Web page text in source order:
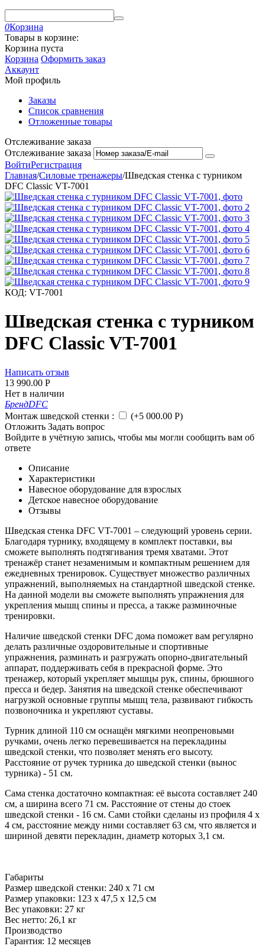
0Корзина
Товары в корзине:
Корзина пуста
Корзина Оформить заказ
Аккаунт
Мой профиль
Заказы
Список сравнения
Отложенные товары
Отслеживание заказа
Отслеживание заказа
ВойтиРегистрация
Главная/Силовые тренажеры/Шведская стенка с турником
DFC Classic VT-7001
КОД: VT-7001
Шведская стенка с турником
DFC Classic VT-7001
Написать отзыв
13 990.00 Р
Нет в наличии
БрендDFC
Монтаж шведской стенки : (+5 000.00 Р)
Отложить Задать вопрос
Войдите в учётную запись, чтобы мы могли сообщить вам об
ответе
Описание
Характеристики
Навесное оборудование для взрослых
Детское навесное оборудование
Отзывы
Шведская стенка DFC VT-7001 – следующий уровень серии.
Благодаря турнику, входящему в комплект поставки, вы
сможете выполнять подтягивания тремя хватами. Этот
тренажёр станет незаменимым и компактным решением для
ежедневных тренировок. Существует множество различных
упражнений, выполняемых на стандартной шведской стенке.
На данной модели вы сможете выполнять упражнения для
укрепления мышц спины и пресса, а также разминочные
тренировки.
Наличие шведской стенки DFC дома поможет вам регулярно
делать различные оздоровительные и спортивные
упражнения, разминать и разгружать опорно-двигательный
аппарат, поддерживать себя в прекрасной форме. Это
тренажер, который укрепляет мышцы рук, спины, брюшного
пресса и бедер. Занятия на шведской стенке обеспечивают
нагрузкой основные группы мышц тела, развивают гибкость
позвоночника и укрепляют суставы.
Турник длиной 110 см оснащён мягкими неопреновыми
ручками, очень легко перевешивается на перекладины
шведской стенки, что позволяет менять его высоту.
Расстояние от ручек турника до шведской стенки (вынос
турника) - 51 см.
Сама стенка достаточно компактная: её высота составляет 240
см, а ширина всего 71 см. Расстояние от стены до стоек
шведской стенки - 16 см. Сами стойки сделаны из профиля 4 х
4 см, расстояние между ними составляет 63 см, что является и
шириной девяти перекладин, диаметр которых 3,1 см.
Габариты
Размер шведской стенки: 240 х 71 см
Размер упаковки: 123 х 47,5 х 12,5 см
Вес упаковки: 27 кг
Вес нетто: 26,1 кг
Производство
Гарантия: 12 месяцев